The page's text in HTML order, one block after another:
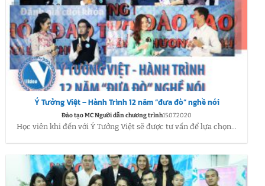
Ý Tưởng Việt – Hành Trình 12 năm “đưa đò” nghề nói
Đào tạo MC Người dẫn chương trình15.07.2020
Học viên khi đến với Ý Tưởng Việt sẽ được tư vấn để lựa chọn...